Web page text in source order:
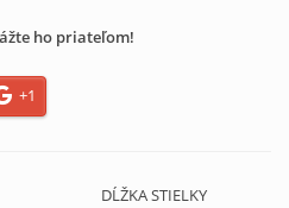
ho priateľom!
+1
DĹŽKA STIELKY